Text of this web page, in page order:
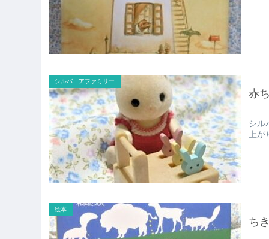
シルバニアファミリー
赤
シ
上
絵本
ち